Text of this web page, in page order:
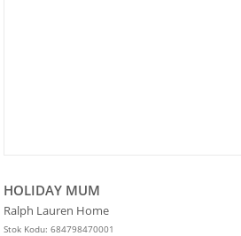
HOLIDAY MUM
Ralph Lauren Home
Stok Kodu: 684798470001